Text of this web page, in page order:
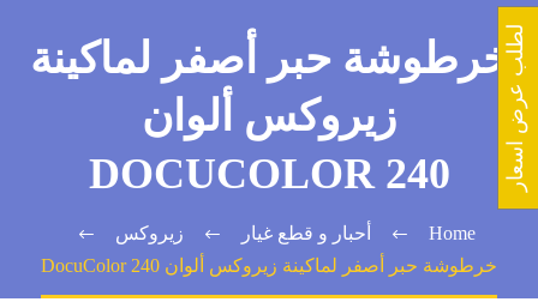
خرطوشة حبر أصفر لماكينة
زيروكس ألوان
DOCUCOLOR 240
Home أحبار و قطع غيار
زيروكس
خرطوشة حبر أصفر لماكينة زيروكس ألوان DocuColor 240
لطلب عرض اسعار